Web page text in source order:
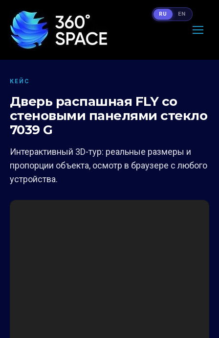
КЕЙС
Дверь распашная FLY со
стеновыми панелями стекло
7039 G
Интерактивный 3D-тур: реальные размеры и
пропорции объекта, осмотр в браузере с любого
устройства.
RU EN